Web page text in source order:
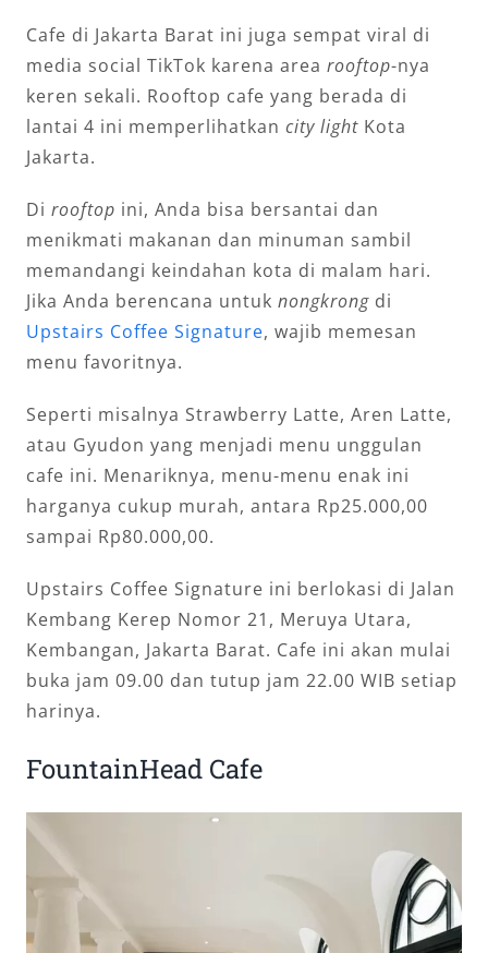
Cafe di Jakarta Barat ini juga sempat viral di
media social TikTok karena area rooftop-nya
keren sekali. Rooftop cafe yang berada di
lantai 4 ini memperlihatkan city lightKota
Jakarta.
Di rooftop ini, Anda bisa bersantai dan
menikmati makanan dan minuman sambil
memandangi keindahan kota di malam hari.
Jika Anda berencana untuk nongkrongdi
Upstairs Coffee Signature, wajib memesan
menu favoritnya.
Seperti misalnya Strawberry Latte, Aren Latte,
atau Gyudon yang menjadi menu unggulan
cafe ini. Menariknya, menu-menu enak ini
harganya cukup murah, antara Rp25.000,00
sampai Rp80.000,00.
Upstairs Coffee Signature ini berlokasi di Jalan
Kembang Kerep Nomor 21, Meruya Utara,
Kembangan, Jakarta Barat. Cafe ini akan mulai
buka jam 09.00 dan tutup jam 22.00 WIB setiap
harinya.
FountainHead Cafe